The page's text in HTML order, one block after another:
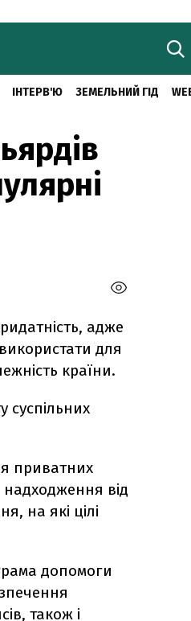
ІНТЕРВ'Ю ЗЕМЕЛЬНИЙ ГІД
адже
для
країни.
суспільних
приватних
надходження від
на які цілі
допомоги
також і